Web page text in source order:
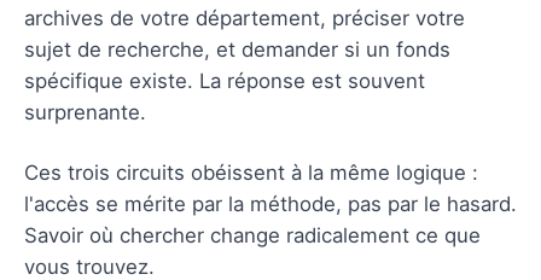
archives de votre département, préciser votre
sujet de recherche, et demander si un fonds
spécifique existe. La réponse est souvent
surprenante.
Ces trois circuits obéissent à la même logique :
l'accès se mérite par la méthode, pas par le hasard.
Savoir où chercher change radicalement ce que
vous trouvez.